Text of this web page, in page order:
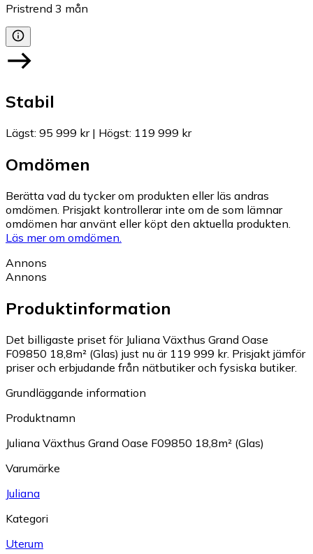
Pristrend 3 mån
Stabil
Lägst: 95 999 kr| Högst: 119 999 kr
Omdömen
Berätta vad du tycker om produkten eller läs andras
omdömen. Prisjakt kontrollerar inte om de som lämnar
omdömen har använt eller köpt den aktuella produkten.
Läs mer om omdömen.
Annons
Annons
Produktinformation
Det billigaste priset för Juliana Växthus Grand Oase
F09850 18,8m² (Glas) just nu är 119 999 kr. Prisjakt jämför
priser och erbjudande från nätbutiker och fysiska butiker.
Grundläggande information
Produktnamn
Juliana Växthus Grand Oase F09850 18,8m² (Glas)
Varumärke
Juliana
Kategori
Uterum